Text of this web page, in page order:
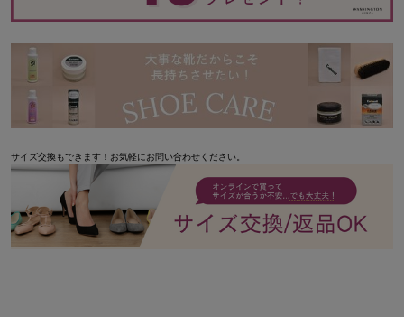
サイズ交換もできます！お気軽にお問い合わせください。